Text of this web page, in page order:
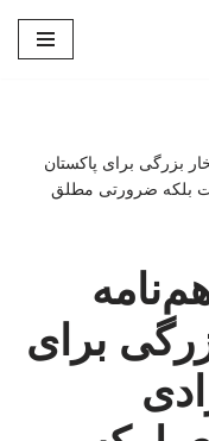
بزرگی برای پاکستان
بلکه ضرورتی مطلق
برای